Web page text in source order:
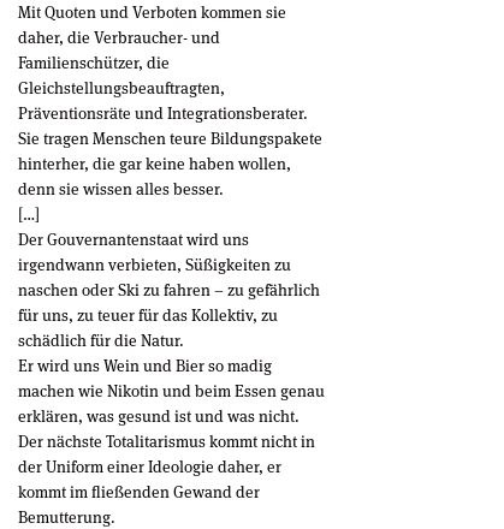
Mit Quoten und Verboten kommen sie
daher, die Verbraucher- und
Familienschützer, die
Gleichstellungsbeauftragten,
Präventionsräte und Integrationsberater.
Sie tragen Menschen teure Bildungspakete
hinterher, die gar keine haben wollen,
denn sie wissen alles besser.
[…]
Der Gouvernantenstaat wird uns
irgendwann verbieten, Süßigkeiten zu
naschen oder Ski zu fahren – zu gefährlich
für uns, zu teuer für das Kollektiv, zu
schädlich für die Natur.
Er wird uns Wein und Bier so madig
machen wie Nikotin und beim Essen genau
erklären, was gesund ist und was nicht.
Der nächste Totalitarismus kommt nicht in
der Uniform einer Ideologie daher, er
kommt im fließenden Gewand der
Bemutterung.